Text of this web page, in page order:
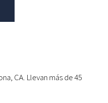
CA. Llevan más de 45